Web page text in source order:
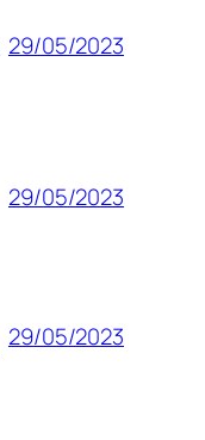
29/05/2023
29/05/2023
29/05/2023